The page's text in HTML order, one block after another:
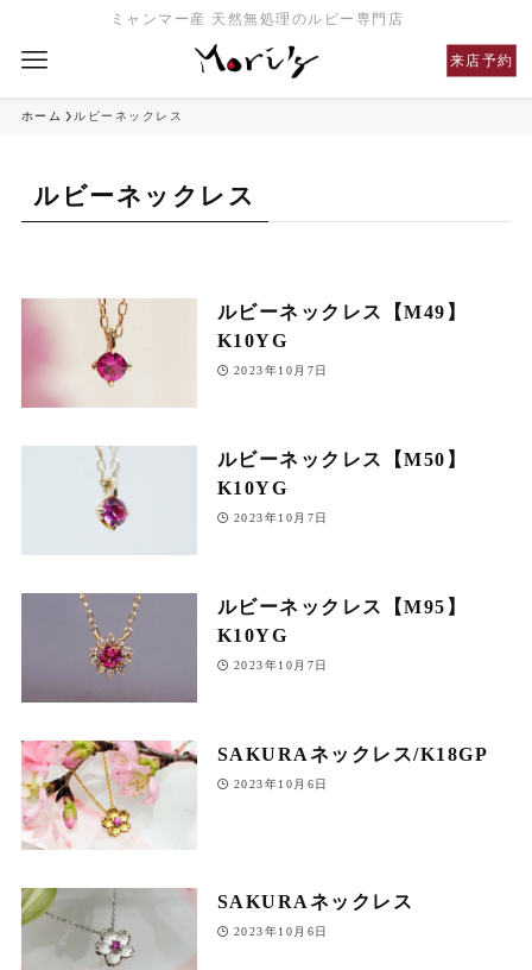
ミャンマー産 天然無処理のルビー専門店
来店予約
ホーム ルビーネックレス
ルビーネックレス
ルビーネックレス【M49】
K10YG
2023年10月7日
ルビーネックレス【M50】
K10YG
2023年10月7日
ルビーネックレス【M95】
K10YG
2023年10月7日
SAKURAネックレス/K18GP
2023年10月6日
SAKURAネックレス
2023年10月6日